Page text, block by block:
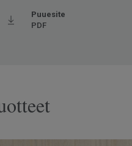
Puuesite
PDF